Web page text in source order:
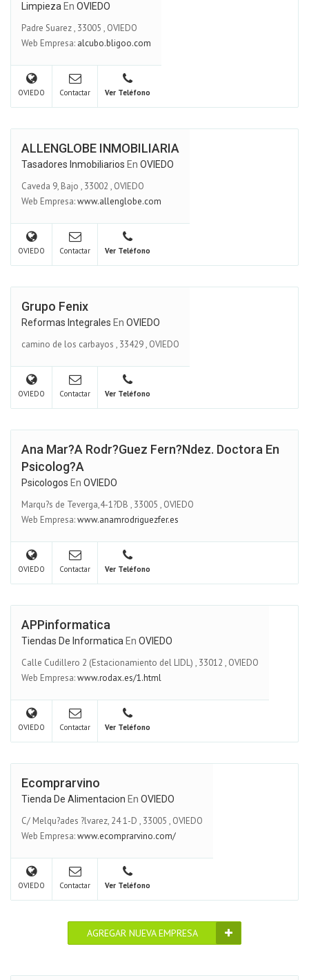
Limpieza En OVIEDO
Padre Suarez, 33005 , OVIEDO
Web Empresa: alcubo.bligoo.com
OVIEDO Contactar Ver Teléfono
ALLENGLOBE INMOBILIARIA
Tasadores Inmobiliarios En OVIEDO
Caveda 9, Bajo , 33002 , OVIEDO
Web Empresa:www.allenglobe.com
OVIEDO Contactar Ver Teléfono
Grupo Fenix
Reformas Integrales En OVIEDO
camino de los carbayos , 33429, OVIEDO
OVIEDO Contactar Ver Teléfono
Ana Mar?a Rodr?guez Fern?ndez. Doctora En
Psicolog?a
Psicologos En OVIEDO
Marqu?s de Teverga,4-1?DB , 33005 , OVIEDO
Web Empresa:www.anamrodriguezfer.es
OVIEDO Contactar Ver Teléfono
APPinformatica
Tiendas De Informatica En OVIEDO
Calle Cudillero 2 (Estacionamiento del LIDL) , 33012 , OVIEDO
Web Empresa:www.rodax.es/1.html
OVIEDO Contactar Ver Teléfono
Ecomprarvino
Tienda De Alimentacion En OVIEDO
C/ Melqu?ades ?lvarez, 24 1-D , 33005 , OVIEDO
Web Empresa:www.ecomprarvino.com/
OVIEDO Contactar Ver Teléfono
AGREGAR NUEVA EMPRESA